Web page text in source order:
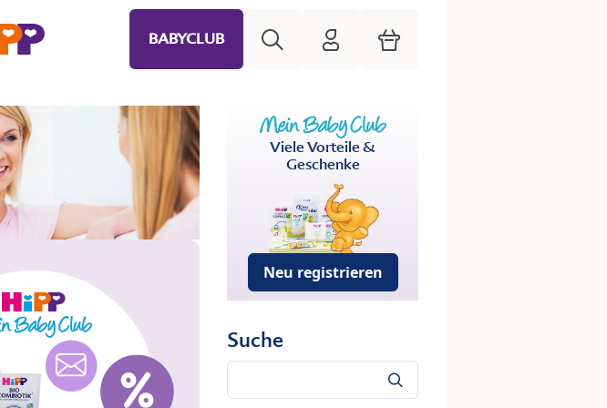
BABYCLUB HiPP Mein Babyclub
Warenkorb
Viele Vorteile &
Geschenke
Neu registrieren
Suche